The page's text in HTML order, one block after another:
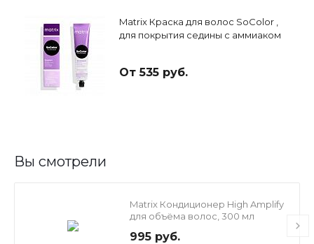
Matrix Краска для волос SoColor ,
для покрытия седины с аммиаком
От 535 руб.
Вы смотрели
Matrix Кондиционер High Amplify
для объёма волос, 300 мл
995 руб.